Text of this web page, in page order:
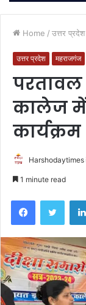
Home / उत्तर प्रदेश
उत्तर प्रदेश महराजगंज
परतावल
कालेज में
कार्यक्रम
Harshodaytimes
1 minute read
Facebook